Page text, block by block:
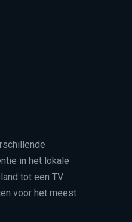
in het lokale
tot een TV
voor het meest